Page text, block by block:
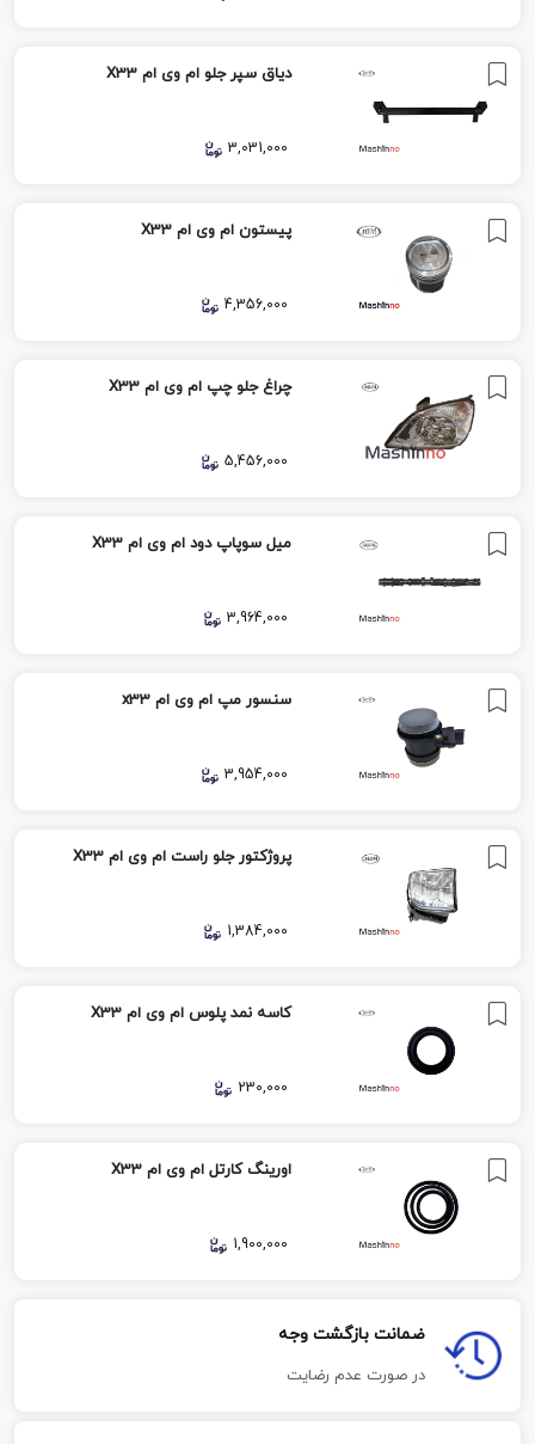
دیاق سپر جلو ام وی ام X33
3,031,000
پیستون ام وی ام X33
4,356,000
چراغ جلو چپ ام وی ام X33
5,456,000
میل سوپاپ دود ام وی ام X33
3,964,000
سنسور مپ ام وی ام x33
3,954,000
پروژکتور جلو راست ام وی ام X33
1,384,000
کاسه نمد پلوس ام وی ام X33
230,000
اورینگ کارتل ام وی ام X33
1,900,000
ضمانت بازگشت وجه
در صورت عدم رضایت